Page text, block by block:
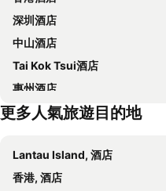
Crowne Plaza Hong Kong Kowloon East By Ihg
Hong Kong Ocean Park Marriott Hotel
香港美麗華酒店
香港麗思卡爾頓酒店
Metacity Mk
Prince Hotel
偉晴軒酒店
天水圍
海洋公園
九龍站
Austin Metro Station
Kowloon Park
Yau Ma Tei Metro Station
Soho
深圳酒店
中山酒店
Tai Kok Tsui酒店
惠州酒店
更多人氣旅遊目的地
Lantau Island, 酒店
香港, 酒店